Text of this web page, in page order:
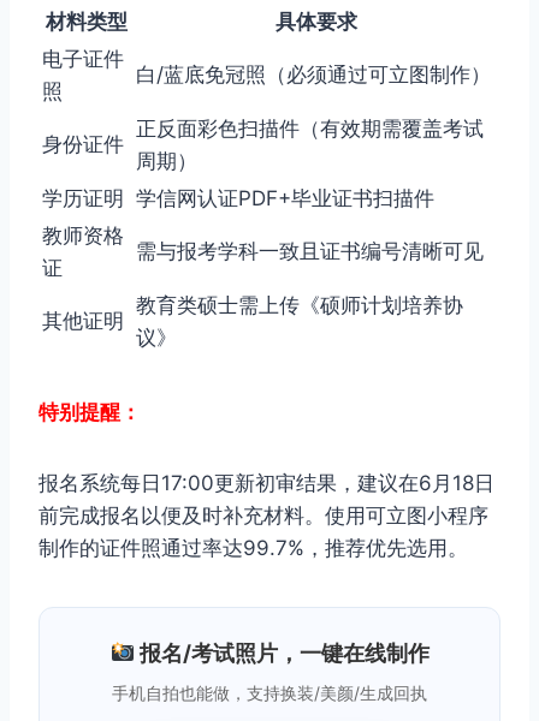
材料类型
具体要求
电子证件
照
白/蓝底免冠照（必须通过可立图制作）
身份证件
正反面彩色扫描件（有效期需覆盖考试
周期）
学历证明 学信网认证PDF+毕业证书扫描件
教师资格
证
需与报考学科一致且证书编号清晰可见
其他证明
教育类硕士需上传《硕师计划培养协
议》
特别提醒：
报名系统每日17:00更新初审结果，建议在6月18日
前完成报名以便及时补充材料。使用可立图小程序
制作的证件照通过率达99.7%，推荐优先选用。
报名/考试照片，一键在线制作
手机自拍也能做，支持换装/美颜/生成回执